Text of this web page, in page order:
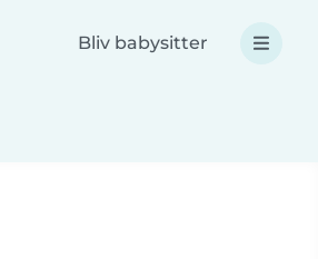
Bliv babysitter